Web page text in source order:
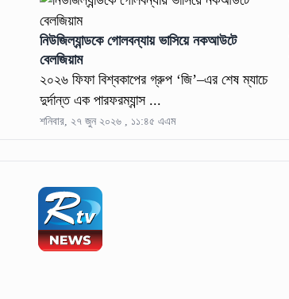
নিউজিল্যান্ডকে গোলবন্যায় ভাসিয়ে নকআউটে
বেলজিয়াম
২০২৬ ফিফা বিশ্বকাপের গ্রুপ ‘জি’–এর শেষ ম্যাচে
দুর্দান্ত এক পারফরম্যান্স ...
শনিবার, ২৭ জুন ২০২৬ , ১১:৪৫ এএম